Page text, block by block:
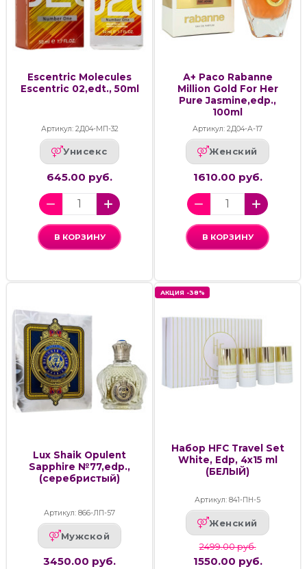
Escentric Molecules
Escentric 02,edt., 50ml
Артикул: 2Д04-МП-32
Унисекс
645.00 руб.
В КОРЗИНУ
А+ Paco Rabanne
Million Gold For Her
Pure Jasmine,edp.,
100ml
Артикул: 2Д04-А-17
Женский
1610.00 руб.
В КОРЗИНУ
Lux Shaik Opulent
Sapphire №77,edp.,
(серебристый)
Артикул: 866-ЛП-57
Мужской
3450.00 руб.
АКЦИЯ -38%
Набор HFC Travel Set
White, Edp, 4x15 ml
(БЕЛЫЙ)
Артикул: 841-ПН-5
Женский
2499.00 руб.
1550.00 руб.